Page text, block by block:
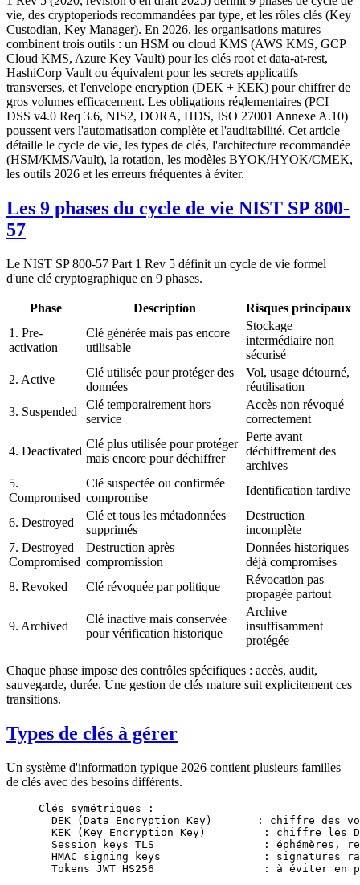
vie, des cryptoperiods recommandées par type, et les rôles clés (Key
Custodian, Key Manager). En 2026, les organisations matures
combinent trois outils : un HSM ou cloud KMS (AWS KMS, GCP
Cloud KMS, Azure Key Vault) pour les clés root et data-at-rest,
HashiCorp Vault ou équivalent pour les secrets applicatifs
transverses, et l'envelope encryption (DEK + KEK) pour chiffrer de
gros volumes efficacement. Les obligations réglementaires (PCI
DSS v4.0 Req 3.6, NIS2, DORA, HDS, ISO 27001 Annexe A.10)
poussent vers l'automatisation complète et l'auditabilité. Cet article
détaille le cycle de vie, les types de clés, l'architecture recommandée
(HSM/KMS/Vault), la rotation, les modèles BYOK/HYOK/CMEK,
les outils 2026 et les erreurs fréquentes à éviter.
Les 9 phases du cycle de vie NIST SP 800-
57
Le NIST SP 800-57 Part 1 Rev 5 définit un cycle de vie formel
d'une clé cryptographique en 9 phases.
Phase Description
Risques principaux
1. Pre-
activation
Clé générée mais pas encore
utilisable
Stockage
intermédiaire non
sécurisé
2. Active
Clé utilisée pour protéger des
données
Vol, usage détourné,
réutilisation
3. Suspended
Clé temporairement hors
service
Accès non révoqué
correctement
4. Deactivated
Clé plus utilisée pour protéger
mais encore pour déchiffrer
Perte avant
déchiffrement des
archives
5.
Compromised
Clé suspectée ou confirmée
compromise
Identification tardive
6. Destroyed
Clé et tous les métadonnées
supprimés
Destruction
incomplète
7. Destroyed
Compromised
Destruction après
compromission
Données historiques
déjà compromises
8. Revoked
Clé révoquée par politique
Révocation pas
propagée partout
9. Archived
Clé inactive mais conservée
pour vérification historique
Archive
insuffisamment
protégée
Chaque phase impose des contrôles spécifiques : accès, audit,
sauvegarde, durée. Une gestion de clés mature suit explicitement ces
transitions.
Types de clés à gérer
Un système d'information typique 2026 contient plusieurs familles
de clés avec des besoins différents.
Clés symétriques :
DEK (Data Encryption Key)       : chiffre des
KEK (Key Encryption Key)         : chiffre les
Session keys TLS                 : éphémères,
HMAC signing keys                : signatures
Tokens JWT HS256                 : à éviter en